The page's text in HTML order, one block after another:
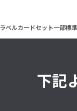
ラベルカードセット一部標
下記